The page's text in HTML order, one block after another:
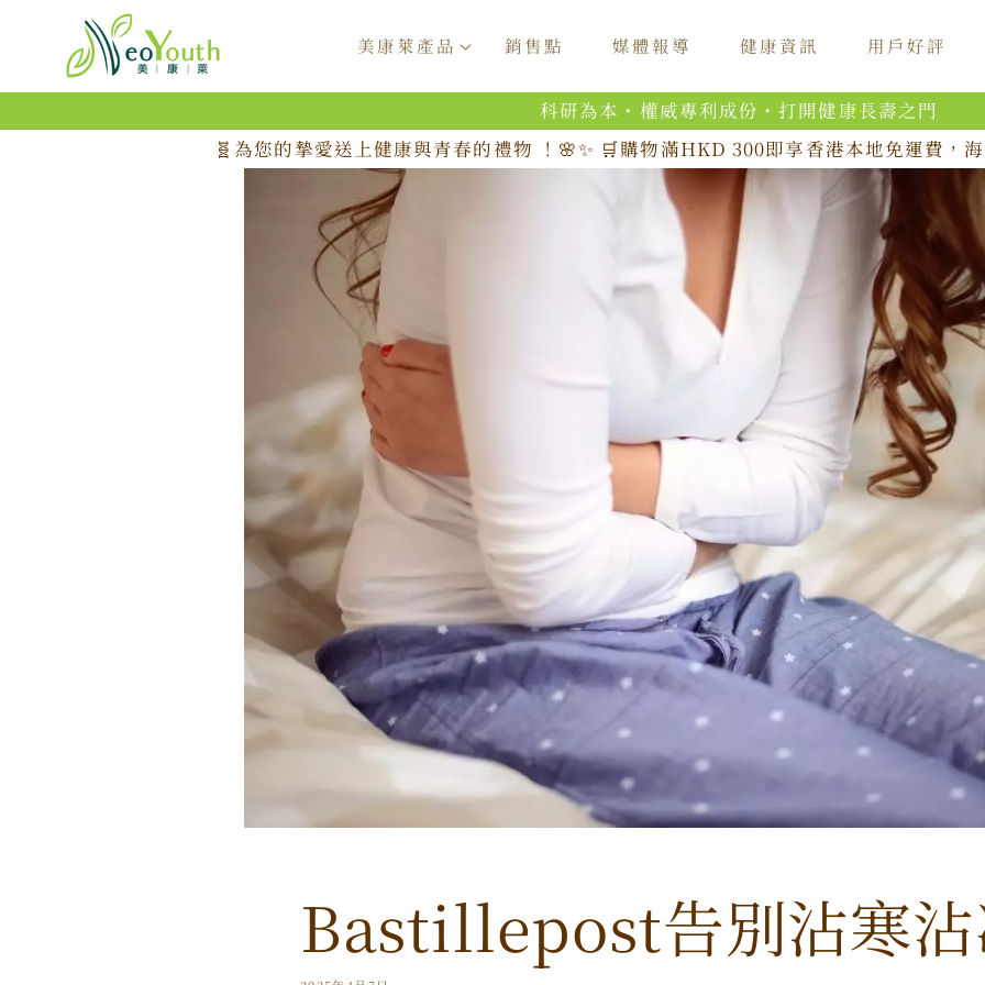
跳至內
美康萊產品 銷售點 媒體報導 健康資訊 用戶好評
科研為本・權威專利成份・打開健康長壽之門
🧬為您的摯愛送上健康與青春的禮物 ！🌸✨ 🛒購物滿HKD 300即享香港本地免運費，
Bastillepost告別沾寒